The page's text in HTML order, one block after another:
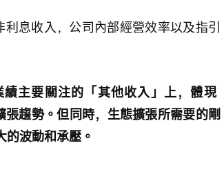
息收入，公司內部經營效率以及指引
主要關注的「其他收入」上，體現
趨勢。但同時，生態擴張所需要的剛
波動和承壓。